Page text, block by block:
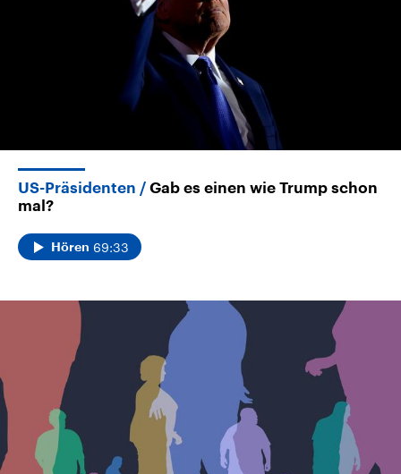
US-Präsidenten
Gab es einen wie Trump schon
mal?
Hören 69:33